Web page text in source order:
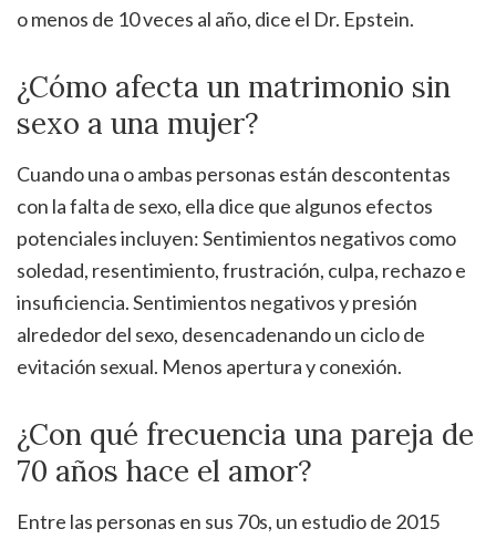
o menos de 10 veces al año, dice el Dr. Epstein.
¿Cómo afecta un matrimonio sin
sexo a una mujer?
Cuando una o ambas personas están descontentas
con la falta de sexo, ella dice que algunos efectos
potenciales incluyen: Sentimientos negativos como
soledad, resentimiento, frustración, culpa, rechazo e
insuficiencia. Sentimientos negativos y presión
alrededor del sexo, desencadenando un ciclo de
evitación sexual. Menos apertura y conexión.
¿Con qué frecuencia una pareja de
70 años hace el amor?
Entre las personas en sus 70s, un estudio de 2015